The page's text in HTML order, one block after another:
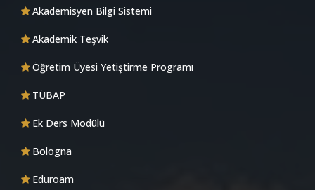
Akademisyen Bilgi Sistemi
Akademik Teşvik
Öğretim Üyesi Yetiştirme Programı
TÜBAP
Ek Ders Modülü
Bologna
Eduroam